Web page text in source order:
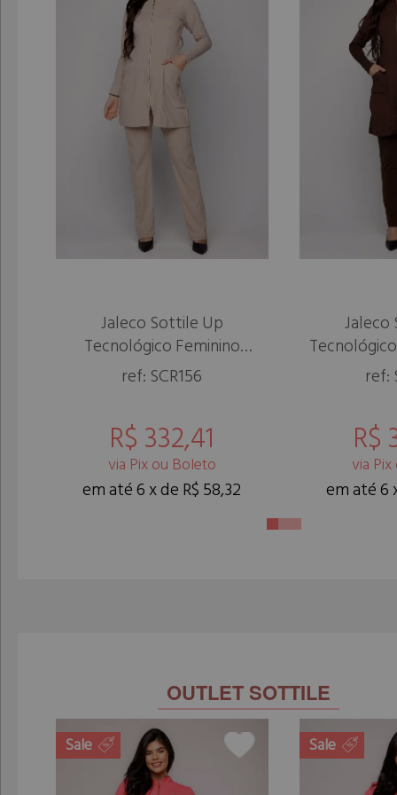
Jaleco Sottile Up
Tecnológico Feminino
Puncake
ref: SCR156
R$ 332,41
via Pix ou Boleto
em até 6 x de R$ 58,32
ref:
R$
via
em até 6
Jaleco Sottile Up
Tecnológico Feminino
Puncake
ref: SCR156
R$ 332,41
via Pix ou Boleto
em até 6 x de R$ 58,32
ref:
R$
via
em até 6
OUTLET SOTTILE
Sale Sale